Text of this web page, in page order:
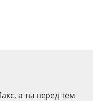
а ты перед тем